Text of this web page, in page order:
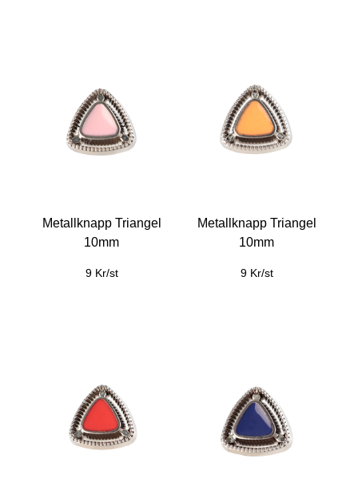
Metallknapp Triangel
10mm
9 Kr/st
Metallknapp Triangel
10mm
9 Kr/st